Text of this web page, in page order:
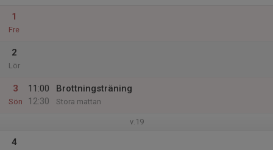
1
Fre
2
Lör
3
Sön
11:00
12:30
Brottningsträning
Stora mattan
v.19
4